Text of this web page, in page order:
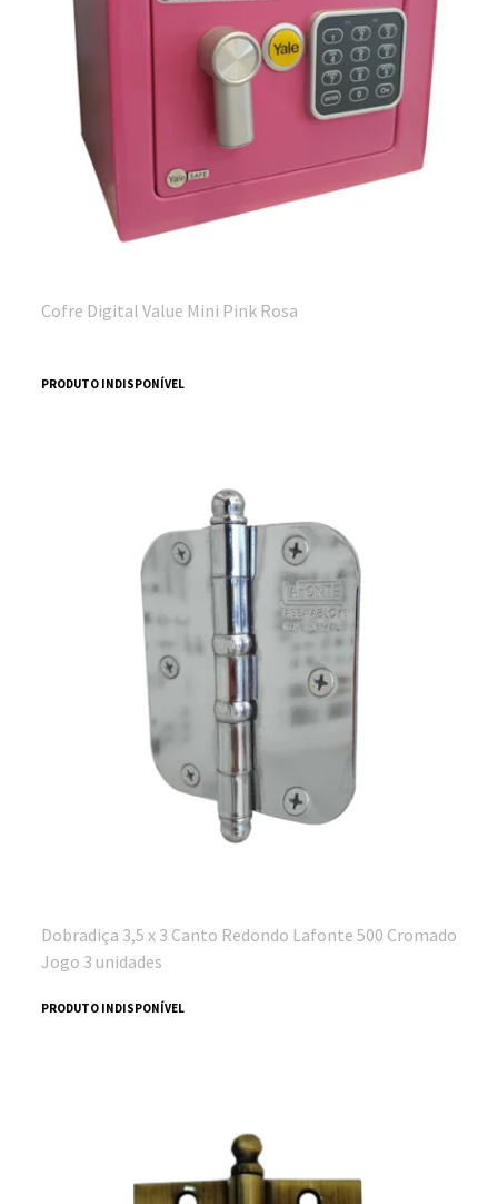
Cofre Digital Value Mini Pink Rosa
PRODUTO INDISPONÍVEL
Dobradiça 3,5 x 3 Canto Redondo Lafonte 500 Cromado
Jogo 3 unidades
PRODUTO INDISPONÍVEL